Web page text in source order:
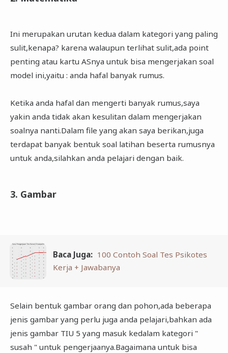
Ini merupakan urutan kedua dalam kategori yang paling
sulit,kenapa? karena walaupun terlihat sulit,ada point
penting atau kartu ASnya untuk bisa mengerjakan soal
model ini,yaitu : anda hafal banyak rumus.
Ketika anda hafal dan mengerti banyak rumus,saya
yakin anda tidak akan kesulitan dalam mengerjakan
soalnya nanti.Dalam file yang akan saya berikan,juga
terdapat banyak bentuk soal latihan beserta rumusnya
untuk anda,silahkan anda pelajari dengan baik.
3. Gambar
Baca Juga: 100 Contoh Soal Tes Psikotes
Kerja + Jawabanya
Selain bentuk gambar orang dan pohon,ada beberapa
jenis gambar yang perlu juga anda pelajari,bahkan ada
jenis gambar TIU 5 yang masuk kedalam kategori "
susah " untuk pengerjaanya.Bagaimana untuk bisa